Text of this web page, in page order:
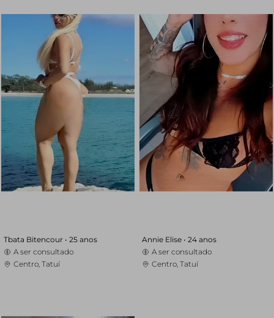
Tbata Bitencour • 25 anos
A ser consultado
Centro, Tatuí
Annie Elise • 24 anos
A ser consultado
Centro, Tatuí